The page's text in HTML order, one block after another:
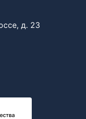
д. 23